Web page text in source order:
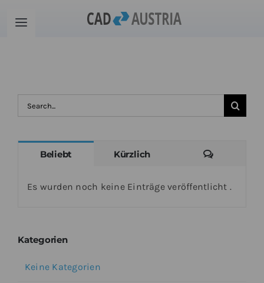
InhaltToggle
Schulung
Suche
nach:
Beliebt Kürzlich
Es wurden noch keine Einträge veröffentlicht .
Kategorien
Keine Kategorien